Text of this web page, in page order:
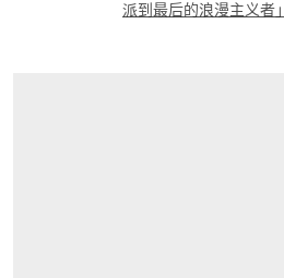
派到最后的浪漫主义者」